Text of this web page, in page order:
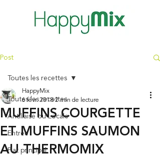
Post
Toutes les recettes
Antillaise ou Locale
Entrée
Plat principal
Toutes les recettes
MUFFINS COURGETTE
ET MUFFINS SAUMON
AU THERMOMIX
HappyMix
6 févr. 2018 2 min de lecture